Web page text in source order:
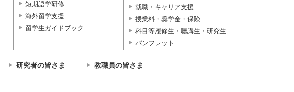
短期語学研修
海外留学支援
留学生ガイドブック
就職・キャリア支援
授業料・奨学金・保険
科目等履修生・聴講生・研究生
パンフレット
研究者の皆さま 教職員の皆さま